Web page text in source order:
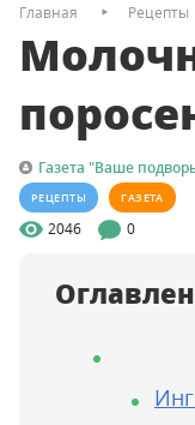
Главная Рецепты
Газета "Ваше
РЕЦЕПТЫ ГАЗЕТА
2046 0